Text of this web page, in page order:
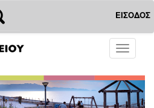
ΕΙΣΟΔΟΣ
Toggle